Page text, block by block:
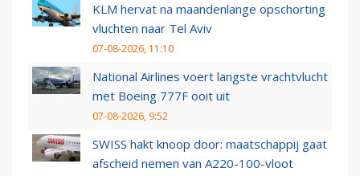
KLM hervat na maandenlange opschorting
vluchten naar Tel Aviv
07-08-2026, 11:10
National Airlines voert langste vrachtvlucht
met Boeing 777F ooit uit
07-08-2026, 9:52
SWISS hakt knoop door: maatschappij gaat
afscheid nemen van A220-100-vloot